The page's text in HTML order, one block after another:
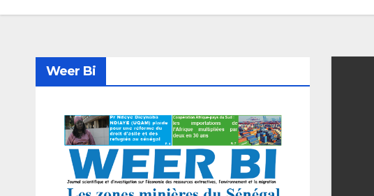
Weer Bi